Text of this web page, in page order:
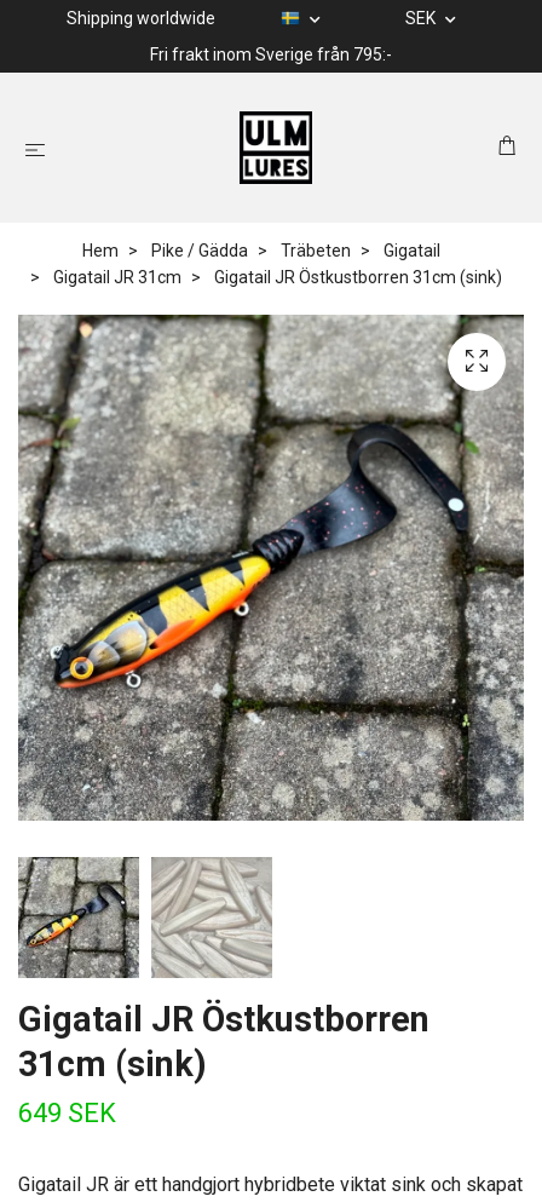
Shipping worldwide
SEK
Fri frakt inom Sverige från 795:-
Hem Pike / Gädda Träbeten
Gigatail
Gigatail JR 31cm
Gigatail JR Östkustborren 31cm (sink)
Gigatail JR Östkustborren
31cm (sink)
649 SEK
Gigatail JR är ett handgjort hybridbete viktat sink och skapat